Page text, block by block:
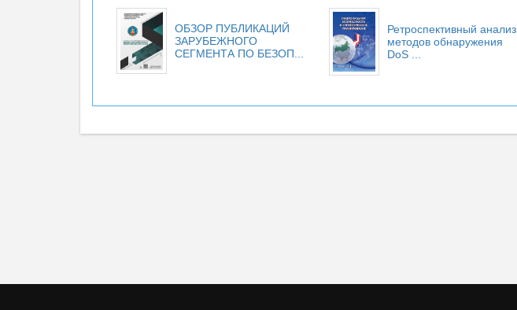
ОБЗОР ПУБЛИКАЦИЙ
ЗАРУБЕЖНОГО
СЕГМЕНТА ПО БЕЗОП...
Ретроспективный анализ
методов обнаружения
DoS ...